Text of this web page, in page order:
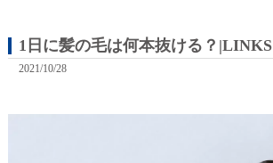
1日に髪の毛は何本抜ける？|LINKS
2021/10/28